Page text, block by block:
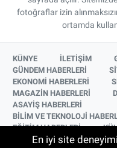
fotoğraflar izin
ortamda
KÜNYE İLETİŞİM
GÜNDEM HABERLERİ
EKONOMİ HABERLERİ
MAGAZİN HABERLERİ
ASAYİŞ HABERLERİ
BİLİM VE TEKNOLOJİ
EĞİTİM HABERLERİ
SAĞLIK HABERLERİ
En iyi site